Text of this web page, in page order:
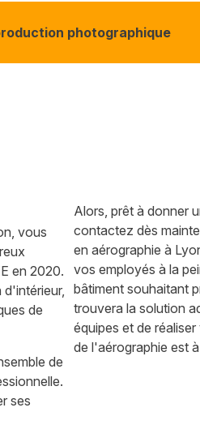
photographique
vous
en 2020.
de
de
ses
Alors, prêt à donner
contactez dès
en aérographie à
vos employés à la
bâtiment souhaitant
trouvera la solution
équipes et de
de l'aérographie est